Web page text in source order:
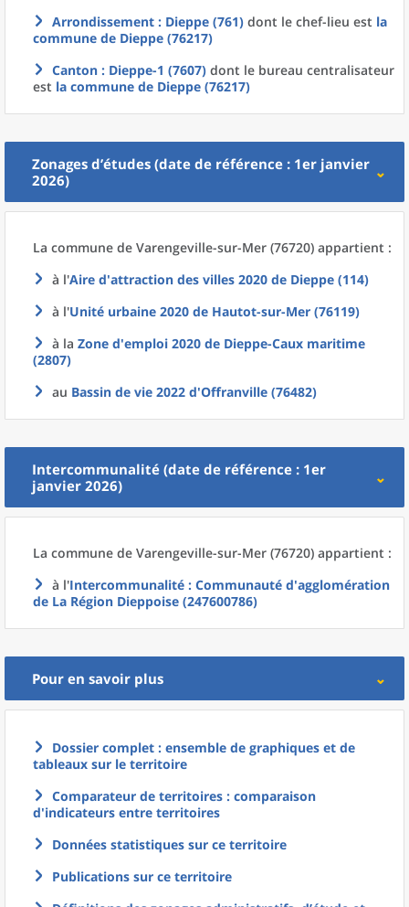
Arrondissement : Dieppe (761) dont le chef-lieu est la
commune de Dieppe (76217)
Canton : Dieppe-1 (7607) dont le bureau centralisateur
est la commune de Dieppe (76217)
Zonages d’études (date de référence : 1er janvier
2026)
La commune de Varengeville-sur-Mer (76720) appartient :
à l'Aire d'attraction des villes 2020 de Dieppe (114)
à l'Unité urbaine 2020 de Hautot-sur-Mer (76119)
à la Zone d'emploi 2020 de Dieppe-Caux maritime
(2807)
au Bassin de vie 2022 d'Offranville (76482)
Intercommunalité (date de référence : 1er
janvier 2026)
La commune de Varengeville-sur-Mer (76720) appartient :
à l'Intercommunalité : Communauté d'agglomération
de La Région Dieppoise (247600786)
Pour en savoir plus
Dossier complet : ensemble de graphiques et de
tableaux sur le territoire
Comparateur de territoires : comparaison
d'indicateurs entre territoires
Données statistiques sur ce territoire
Publications sur ce territoire